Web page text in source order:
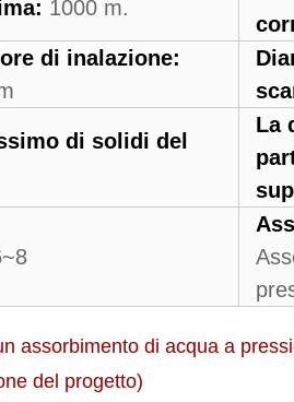
1000 m.
di inalazione:
di solidi del
La
assorbimento di acqua a
del progetto)